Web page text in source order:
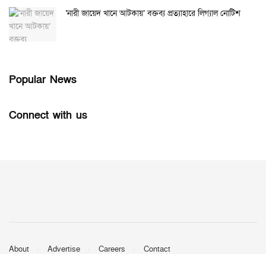
‘নারী জায়েদ খানে আটকায়’ বক্তব্য প্রত্যাহারে লিগ্যাল নোটিশ
Popular News
Connect with us
About Advertise Careers Contact